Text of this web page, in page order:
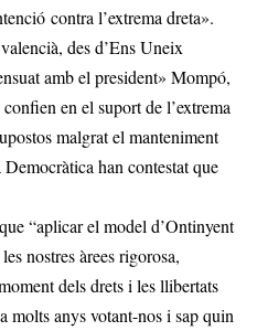
contra l’extrema dreta».
des d’Ens Uneix
amb el president» Mompó,
en el suport de l’extrema
malgrat el manteniment
han contestat que
“aplicar el model d’Ontinyent
nostres àrees rigorosa,
dels drets i les llibertats
molts anys votant-nos i sap quin